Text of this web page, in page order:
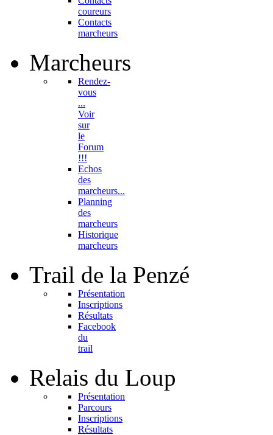
coureurs
Contacts
marcheurs
Marcheurs
Rendez-
vous
...
Voir
sur
le
Forum
!!!
Echos
des
marcheurs...
Planning
des
marcheurs
Historique
marcheurs
Trail de la Penzé
Présentation
Inscriptions
Résultats
Facebook
du
trail
Relais du Loup
Présentation
Parcours
Inscriptions
Résultats